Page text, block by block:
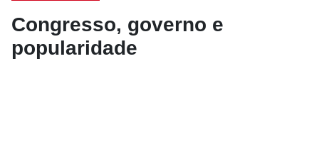
Congresso, governo e
popularidade